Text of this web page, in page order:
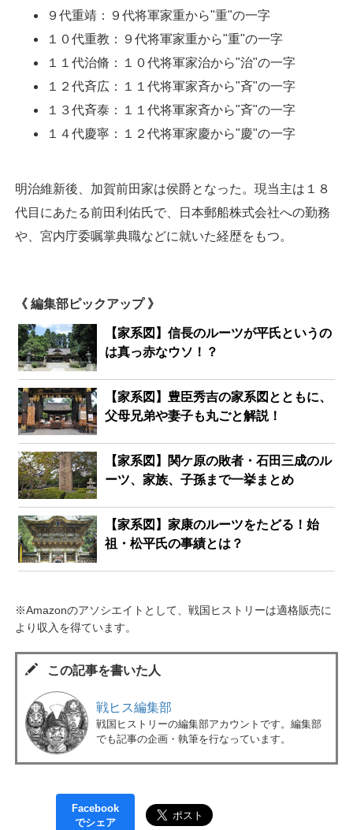
９代重靖：９代将軍家重から"重"の一字
１０代重教：９代将軍家重から"重"の一字
１１代治脩：１０代将軍家治から"治"の一字
１２代斉広：１１代将軍家斉から"斉"の一字
１３代斉泰：１１代将軍家斉から"斉"の一字
１４代慶寧：１２代将軍家慶から"慶"の一字
明治維新後、加賀前田家は侯爵となった。現当主は１８
代目にあたる前田利佑氏で、日本郵船株式会社への勤務
や、宮内庁委嘱掌典職などに就いた経歴をもつ。
《 編集部ピックアップ 》
【家系図】信長のルーツが平氏というの
は真っ赤なウソ！？
【家系図】豊臣秀吉の家系図とともに、
父母兄弟や妻子も丸ごと解説！
【家系図】関ケ原の敗者・石田三成のル
ーツ、家族、子孫まで一挙まとめ
【家系図】家康のルーツをたどる！始
祖・松平氏の事績とは？
※Amazonのアソシエイトとして、戦国ヒストリーは適格販売に
より収入を得ています。
この記事を書いた人
戦ヒス編集部
戦国ヒストリーの編集部アカウントです。編集部
でも記事の企画・執筆を行なっています。
Facebook
でシェア